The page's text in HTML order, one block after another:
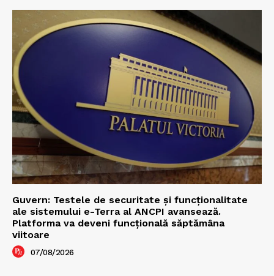
Guvern: Testele de securitate și funcționalitate
ale sistemului e-Terra al ANCPI avansează.
Platforma va deveni funcțională săptămâna
viitoare
07/08/2026